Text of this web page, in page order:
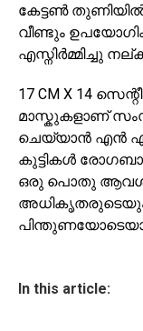
കേട്ടൺ
വീണ്ടും
എസ്നിർമ്മിച്ചു
17 CM X 14
മാസ്കുകളാണ്
ചെയ്യാൻ എൻ
കുട്ടികൾ
ഒരു പൊതു
In this article: